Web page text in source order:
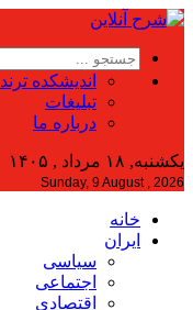
اندیشکده ترند
تبلیغات
درباره ما
یکشنبه, ۱۸ مرداد , ۱۴۰۵
Sunday, 9 August , 2026
خانه
ایران
سیاسی
اجتماعی
اقتصادی